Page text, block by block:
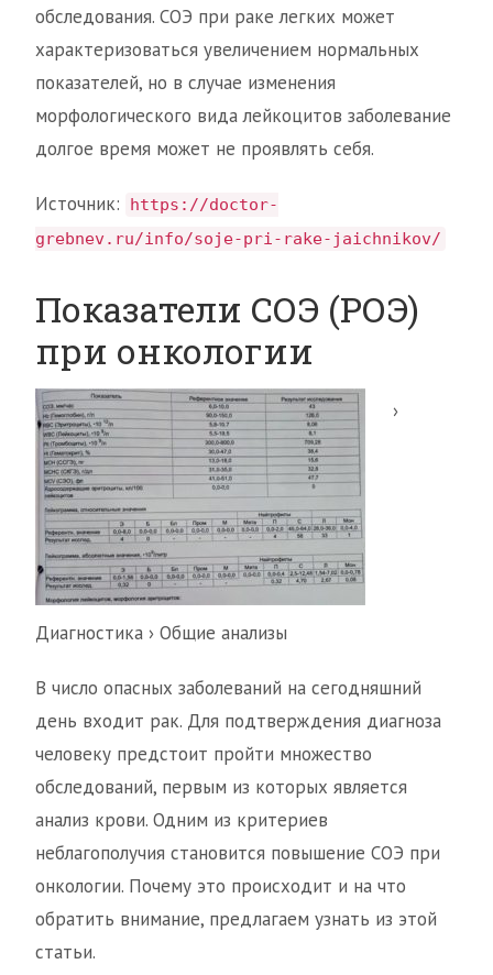
обследования. СОЭ при раке легких может
характеризоваться увеличением нормальных
показателей, но в случае изменения
морфологического вида лейкоцитов заболевание
долгое время может не проявлять себя.
Источник:
https://doctor-
grebnev.ru/info/soje-pri-rake-jaichnikov/
Показатели СОЭ (РОЭ)
при онкологии
›
Диагностика › Общие анализы
В число опасных заболеваний на сегодняшний
день входит рак. Для подтверждения диагноза
человеку предстоит пройти множество
обследований, первым из которых является
анализ крови. Одним из критериев
неблагополучия становится повышение СОЭ при
онкологии. Почему это происходит и на что
обратить внимание, предлагаем узнать из этой
статьи.